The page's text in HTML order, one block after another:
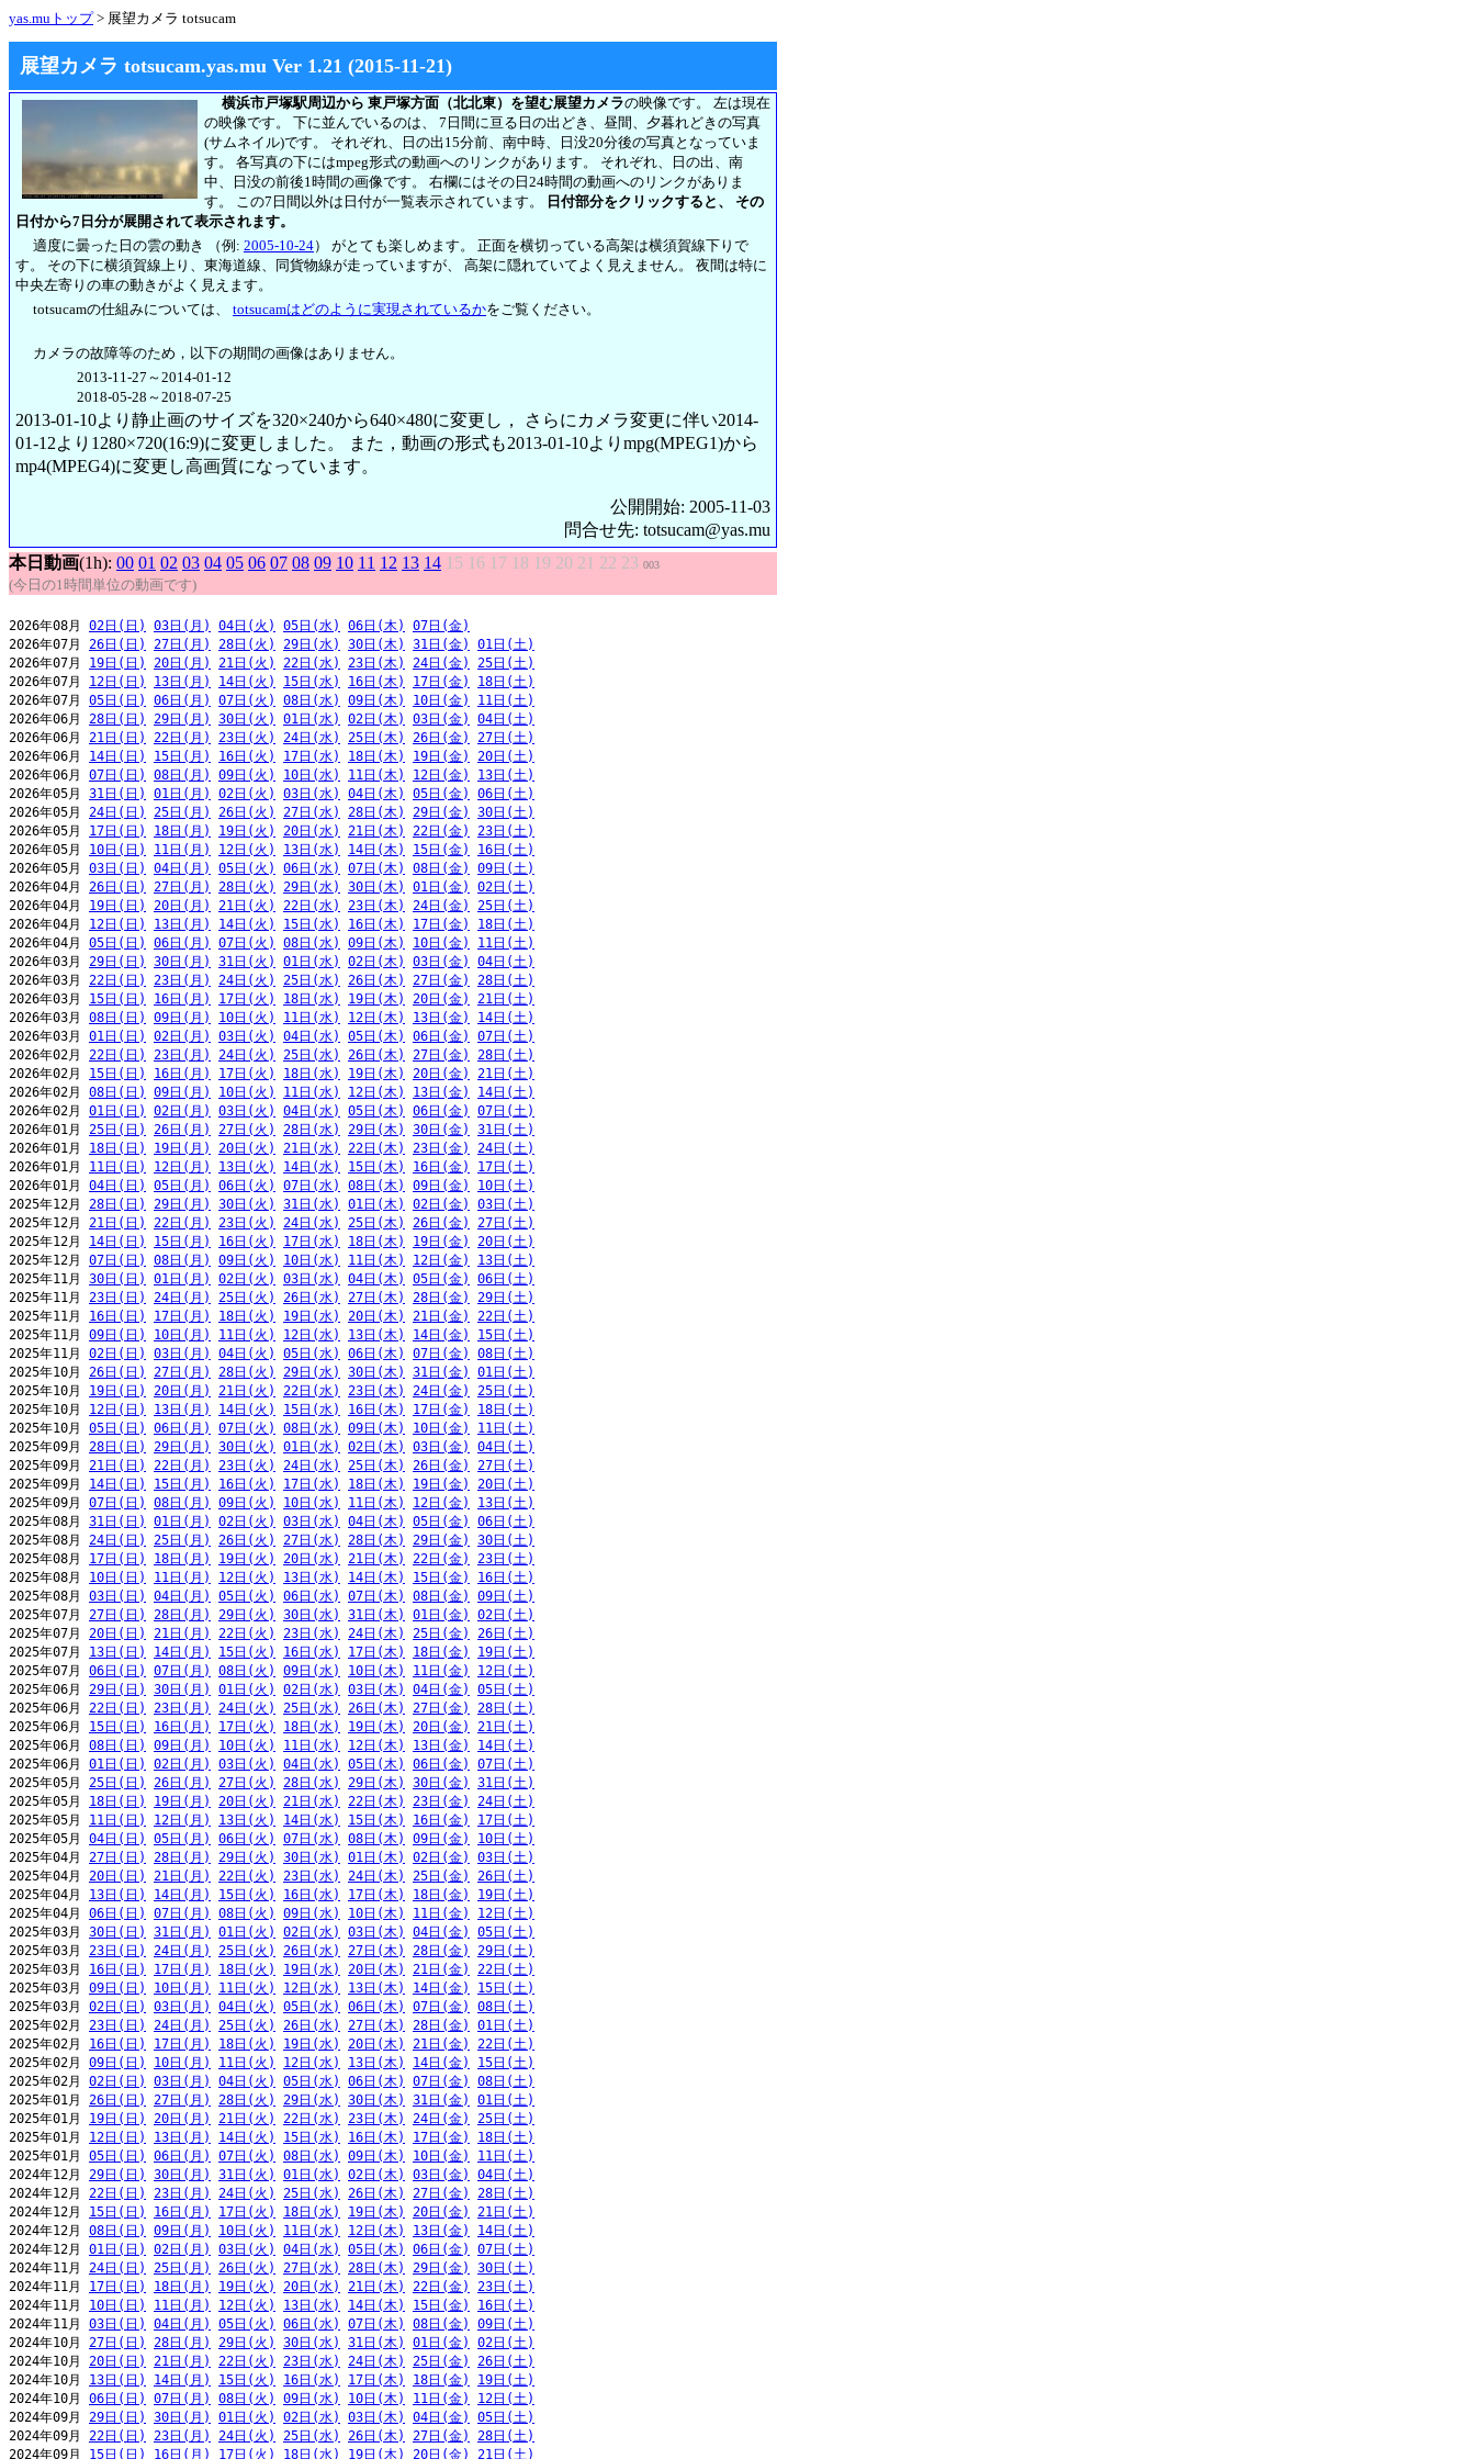
yas.muトップ> 展望カメラ totsucam
展望カメラ totsucam.yas.mu Ver 1.21 (2015-11-21)
横浜市戸塚駅周辺から 東戸塚方面（北北東）を望む展望カメラの映像です。 左は現在
の映像です。 下に並んでいるのは、 7日間に亘る日の出どき、昼間、夕暮れどきの写真
(サムネイル)です。 それぞれ、日の出15分前、南中時、日没20分後の写真となっていま
す。 各写真の下にはmpeg形式の動画へのリンクがあります。 それぞれ、日の出、南
中、日没の前後1時間の画像です。 右欄にはその日24時間の動画へのリンクがありま
す。 この7日間以外は日付が一覧表示されています。
日付部分をクリックすると、 その
日付から7日分が展開されて表示されます。
適度に曇った日の雲の動き （例: 2005-10-24） がとても楽しめます。 正面を横切っている高架は横須賀線下りで
す。 その下に横須賀線上り、東海道線、同貨物線が走っていますが、 高架に隠れていてよく見えません。 夜間は特に
中央左寄りの車の動きがよく見えます。
totsucamの仕組みについては、 totsucamはどのように実現されているかをご覧ください。
カメラの故障等のため，以下の期間の画像はありません。
2013-11-27～2014-01-12
2018-05-28～2018-07-25
2013-01-10より静止画のサイズを320×240から640×480に変更し， さらにカメラ変更に伴い2014-
01-12より1280×720(16:9)に変更しました。 また，動画の形式も2013-01-10よりmpg(MPEG1)から
mp4(MPEG4)に変更し高画質になっています。
公開開始: 2005-11-03
問合せ先: totsucam@yas.mu
本日動画(1h): 00 01 02 03 04 05 06 07 08 09 10 11 12 13 14 15 16 17 18 19 20 21 22 23 003
(今日の1時間単位の動画です)
2026年08月 02日(日) 03日(月) 04日(火) 05日(水) 06日(木)
07日(金)
2026年07月 26日(日) 27日(月) 28日(火) 29日(水) 30日(木) 31日(金)
01日(土)
2026年07月 19日(日) 20日(月) 21日(火) 22日(水) 23日(木) 24日(金)
25日(土)
2026年07月 12日(日) 13日(月) 14日(火) 15日(水) 16日(木) 17日(金)
18日(土)
2026年07月 05日(日) 06日(月) 07日(火) 08日(水) 09日(木) 10日(金)
11日(土)
2026年06月 28日(日) 29日(月) 30日(火) 01日(水) 02日(木) 03日(金)
04日(土)
2026年06月 21日(日) 22日(月) 23日(火) 24日(水) 25日(木) 26日(金)
27日(土)
2026年06月 14日(日) 15日(月) 16日(火) 17日(水) 18日(木) 19日(金)
20日(土)
2026年06月 07日(日) 08日(月) 09日(火) 10日(水) 11日(木) 12日(金)
13日(土)
2026年05月 31日(日) 01日(月) 02日(火) 03日(水) 04日(木) 05日(金)
06日(土)
2026年05月 24日(日) 25日(月) 26日(火) 27日(水) 28日(木) 29日(金)
30日(土)
2026年05月 17日(日) 18日(月) 19日(火) 20日(水) 21日(木) 22日(金)
23日(土)
2026年05月 10日(日) 11日(月) 12日(火) 13日(水) 14日(木) 15日(金)
16日(土)
2026年05月 03日(日) 04日(月) 05日(火) 06日(水) 07日(木) 08日(金)
09日(土)
2026年04月 26日(日) 27日(月) 28日(火) 29日(水) 30日(木) 01日(金)
02日(土)
2026年04月 19日(日) 20日(月) 21日(火) 22日(水) 23日(木) 24日(金)
25日(土)
2026年04月 12日(日) 13日(月) 14日(火) 15日(水) 16日(木) 17日(金)
18日(土)
2026年04月 05日(日) 06日(月) 07日(火) 08日(水) 09日(木) 10日(金)
11日(土)
2026年03月 29日(日) 30日(月) 31日(火) 01日(水) 02日(木) 03日(金)
04日(土)
2026年03月 22日(日) 23日(月) 24日(火) 25日(水) 26日(木) 27日(金)
28日(土)
2026年03月 15日(日) 16日(月) 17日(火) 18日(水) 19日(木) 20日(金)
21日(土)
2026年03月 08日(日) 09日(月) 10日(火) 11日(水) 12日(木) 13日(金)
14日(土)
2026年03月 01日(日) 02日(月) 03日(火) 04日(水) 05日(木) 06日(金)
07日(土)
2026年02月 22日(日) 23日(月) 24日(火) 25日(水) 26日(木) 27日(金)
28日(土)
2026年02月 15日(日) 16日(月) 17日(火) 18日(水) 19日(木) 20日(金)
21日(土)
2026年02月 08日(日) 09日(月) 10日(火) 11日(水) 12日(木) 13日(金)
14日(土)
2026年02月 01日(日) 02日(月) 03日(火) 04日(水) 05日(木) 06日(金)
07日(土)
2026年01月 25日(日) 26日(月) 27日(火) 28日(水) 29日(木) 30日(金)
31日(土)
2026年01月 18日(日) 19日(月) 20日(火) 21日(水) 22日(木) 23日(金)
24日(土)
2026年01月 11日(日) 12日(月) 13日(火) 14日(水) 15日(木) 16日(金)
17日(土)
2026年01月 04日(日) 05日(月) 06日(火) 07日(水) 08日(木) 09日(金)
10日(土)
2025年12月 28日(日) 29日(月) 30日(火) 31日(水) 01日(木) 02日(金)
03日(土)
2025年12月 21日(日) 22日(月) 23日(火) 24日(水) 25日(木) 26日(金)
27日(土)
2025年12月 14日(日) 15日(月) 16日(火) 17日(水) 18日(木) 19日(金)
20日(土)
2025年12月 07日(日) 08日(月) 09日(火) 10日(水) 11日(木) 12日(金)
13日(土)
2025年11月 30日(日) 01日(月) 02日(火) 03日(水) 04日(木) 05日(金)
06日(土)
2025年11月 23日(日) 24日(月) 25日(火) 26日(水) 27日(木) 28日(金)
29日(土)
2025年11月 16日(日) 17日(月) 18日(火) 19日(水) 20日(木) 21日(金)
22日(土)
2025年11月 09日(日) 10日(月) 11日(火) 12日(水) 13日(木) 14日(金)
15日(土)
2025年11月 02日(日) 03日(月) 04日(火) 05日(水) 06日(木) 07日(金)
08日(土)
2025年10月 26日(日) 27日(月) 28日(火) 29日(水) 30日(木) 31日(金)
01日(土)
2025年10月 19日(日) 20日(月) 21日(火) 22日(水) 23日(木) 24日(金)
25日(土)
2025年10月 12日(日) 13日(月) 14日(火) 15日(水) 16日(木) 17日(金)
18日(土)
2025年10月 05日(日) 06日(月) 07日(火) 08日(水) 09日(木) 10日(金)
11日(土)
2025年09月 28日(日) 29日(月) 30日(火) 01日(水) 02日(木) 03日(金)
04日(土)
2025年09月 21日(日) 22日(月) 23日(火) 24日(水) 25日(木) 26日(金)
27日(土)
2025年09月 14日(日) 15日(月) 16日(火) 17日(水) 18日(木) 19日(金)
20日(土)
2025年09月 07日(日) 08日(月) 09日(火) 10日(水) 11日(木) 12日(金)
13日(土)
2025年08月 31日(日) 01日(月) 02日(火) 03日(水) 04日(木) 05日(金)
06日(土)
2025年08月 24日(日) 25日(月) 26日(火) 27日(水) 28日(木) 29日(金)
30日(土)
2025年08月 17日(日) 18日(月) 19日(火) 20日(水) 21日(木) 22日(金)
23日(土)
2025年08月 10日(日) 11日(月) 12日(火) 13日(水) 14日(木) 15日(金)
16日(土)
2025年08月 03日(日) 04日(月) 05日(火) 06日(水) 07日(木) 08日(金)
09日(土)
2025年07月 27日(日) 28日(月) 29日(火) 30日(水) 31日(木) 01日(金)
02日(土)
2025年07月 20日(日) 21日(月) 22日(火) 23日(水) 24日(木) 25日(金)
26日(土)
2025年07月 13日(日) 14日(月) 15日(火) 16日(水) 17日(木) 18日(金)
19日(土)
2025年07月 06日(日) 07日(月) 08日(火) 09日(水) 10日(木) 11日(金)
12日(土)
2025年06月 29日(日) 30日(月) 01日(火) 02日(水) 03日(木) 04日(金)
05日(土)
2025年06月 22日(日) 23日(月) 24日(火) 25日(水) 26日(木) 27日(金)
28日(土)
2025年06月 15日(日) 16日(月) 17日(火) 18日(水) 19日(木) 20日(金)
21日(土)
2025年06月 08日(日) 09日(月) 10日(火) 11日(水) 12日(木) 13日(金)
14日(土)
2025年06月 01日(日) 02日(月) 03日(火) 04日(水) 05日(木) 06日(金)
07日(土)
2025年05月 25日(日) 26日(月) 27日(火) 28日(水) 29日(木) 30日(金)
31日(土)
2025年05月 18日(日) 19日(月) 20日(火) 21日(水) 22日(木) 23日(金)
24日(土)
2025年05月 11日(日) 12日(月) 13日(火) 14日(水) 15日(木) 16日(金)
17日(土)
2025年05月 04日(日) 05日(月) 06日(火) 07日(水) 08日(木) 09日(金)
10日(土)
2025年04月 27日(日) 28日(月) 29日(火) 30日(水) 01日(木) 02日(金)
03日(土)
2025年04月 20日(日) 21日(月) 22日(火) 23日(水) 24日(木) 25日(金)
26日(土)
2025年04月 13日(日) 14日(月) 15日(火) 16日(水) 17日(木) 18日(金)
19日(土)
2025年04月 06日(日) 07日(月) 08日(火) 09日(水) 10日(木) 11日(金)
12日(土)
2025年03月 30日(日) 31日(月) 01日(火) 02日(水) 03日(木) 04日(金)
05日(土)
2025年03月 23日(日) 24日(月) 25日(火) 26日(水) 27日(木) 28日(金)
29日(土)
2025年03月 16日(日) 17日(月) 18日(火) 19日(水) 20日(木) 21日(金)
22日(土)
2025年03月 09日(日) 10日(月) 11日(火) 12日(水) 13日(木) 14日(金)
15日(土)
2025年03月 02日(日) 03日(月) 04日(火) 05日(水) 06日(木) 07日(金)
08日(土)
2025年02月 23日(日) 24日(月) 25日(火) 26日(水) 27日(木) 28日(金)
01日(土)
2025年02月 16日(日) 17日(月) 18日(火) 19日(水) 20日(木) 21日(金)
22日(土)
2025年02月 09日(日) 10日(月) 11日(火) 12日(水) 13日(木) 14日(金)
15日(土)
2025年02月 02日(日) 03日(月) 04日(火) 05日(水) 06日(木) 07日(金)
08日(土)
2025年01月 26日(日) 27日(月) 28日(火) 29日(水) 30日(木) 31日(金)
01日(土)
2025年01月 19日(日) 20日(月) 21日(火) 22日(水) 23日(木) 24日(金)
25日(土)
2025年01月 12日(日) 13日(月) 14日(火) 15日(水) 16日(木) 17日(金)
18日(土)
2025年01月 05日(日) 06日(月) 07日(火) 08日(水) 09日(木) 10日(金)
11日(土)
2024年12月 29日(日) 30日(月) 31日(火) 01日(水) 02日(木) 03日(金)
04日(土)
2024年12月 22日(日) 23日(月) 24日(火) 25日(水) 26日(木) 27日(金)
28日(土)
2024年12月 15日(日) 16日(月) 17日(火) 18日(水) 19日(木) 20日(金)
21日(土)
2024年12月 08日(日) 09日(月) 10日(火) 11日(水) 12日(木) 13日(金)
14日(土)
2024年12月 01日(日) 02日(月) 03日(火) 04日(水) 05日(木) 06日(金)
07日(土)
2024年11月 24日(日) 25日(月) 26日(火) 27日(水) 28日(木) 29日(金)
30日(土)
2024年11月 17日(日) 18日(月) 19日(火) 20日(水) 21日(木) 22日(金)
23日(土)
2024年11月 10日(日) 11日(月) 12日(火) 13日(水) 14日(木) 15日(金)
16日(土)
2024年11月 03日(日) 04日(月) 05日(火) 06日(水) 07日(木) 08日(金)
09日(土)
2024年10月 27日(日) 28日(月) 29日(火) 30日(水) 31日(木) 01日(金)
02日(土)
2024年10月 20日(日) 21日(月) 22日(火) 23日(水) 24日(木) 25日(金)
26日(土)
2024年10月 13日(日) 14日(月) 15日(火) 16日(水) 17日(木) 18日(金)
19日(土)
2024年10月 06日(日) 07日(月) 08日(火) 09日(水) 10日(木) 11日(金)
12日(土)
2024年09月 29日(日) 30日(月) 01日(火) 02日(水) 03日(木) 04日(金)
05日(土)
2024年09月 22日(日) 23日(月) 24日(火) 25日(水) 26日(木) 27日(金)
28日(土)
2024年09月 15日(日) 16日(月) 17日(火) 18日(水) 19日(木) 20日(金)
21日(土)